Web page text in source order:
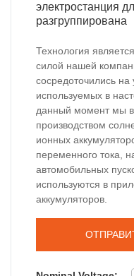
электростанция
разгруппирована
Технология
силой нашей
сосредоточились
используемых в
данный момент мы
производством
ионных
переменного тока,
автомобильных
используются в
аккумуляторов.